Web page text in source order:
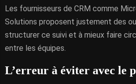
Les fournisseurs de CRM comme
Solutions proposent justement des
structurer ce suivi et à mieux faire
entre les équipes.
L’erreur à éviter avec le